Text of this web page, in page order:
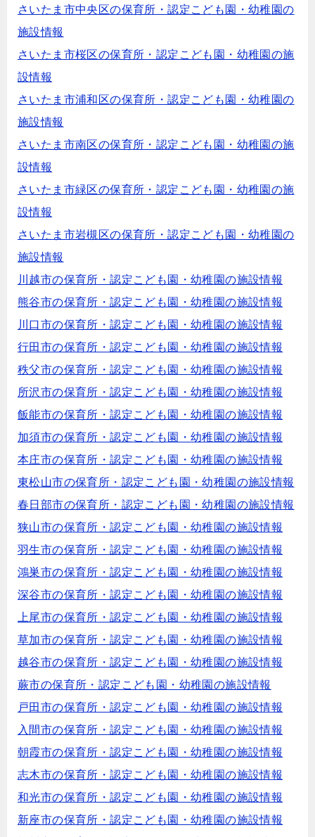
さいたま市中央区の保育所・認定こども園・幼稚園の
施設情報
さいたま市桜区の保育所・認定こども園・幼稚園の施
設情報
さいたま市浦和区の保育所・認定こども園・幼稚園の
施設情報
さいたま市南区の保育所・認定こども園・幼稚園の施
設情報
さいたま市緑区の保育所・認定こども園・幼稚園の施
設情報
さいたま市岩槻区の保育所・認定こども園・幼稚園の
施設情報
川越市の保育所・認定こども園・幼稚園の施設情報
熊谷市の保育所・認定こども園・幼稚園の施設情報
川口市の保育所・認定こども園・幼稚園の施設情報
行田市の保育所・認定こども園・幼稚園の施設情報
秩父市の保育所・認定こども園・幼稚園の施設情報
所沢市の保育所・認定こども園・幼稚園の施設情報
飯能市の保育所・認定こども園・幼稚園の施設情報
加須市の保育所・認定こども園・幼稚園の施設情報
本庄市の保育所・認定こども園・幼稚園の施設情報
東松山市の保育所・認定こども園・幼稚園の施設情報
春日部市の保育所・認定こども園・幼稚園の施設情報
狭山市の保育所・認定こども園・幼稚園の施設情報
羽生市の保育所・認定こども園・幼稚園の施設情報
鴻巣市の保育所・認定こども園・幼稚園の施設情報
深谷市の保育所・認定こども園・幼稚園の施設情報
上尾市の保育所・認定こども園・幼稚園の施設情報
草加市の保育所・認定こども園・幼稚園の施設情報
越谷市の保育所・認定こども園・幼稚園の施設情報
蕨市の保育所・認定こども園・幼稚園の施設情報
戸田市の保育所・認定こども園・幼稚園の施設情報
入間市の保育所・認定こども園・幼稚園の施設情報
朝霞市の保育所・認定こども園・幼稚園の施設情報
志木市の保育所・認定こども園・幼稚園の施設情報
和光市の保育所・認定こども園・幼稚園の施設情報
新座市の保育所・認定こども園・幼稚園の施設情報